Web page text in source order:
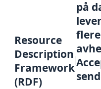
Resource
Description
Framework
(RDF)
på